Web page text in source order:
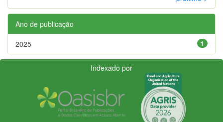
Ano de publicação
1
2025
Indexado por